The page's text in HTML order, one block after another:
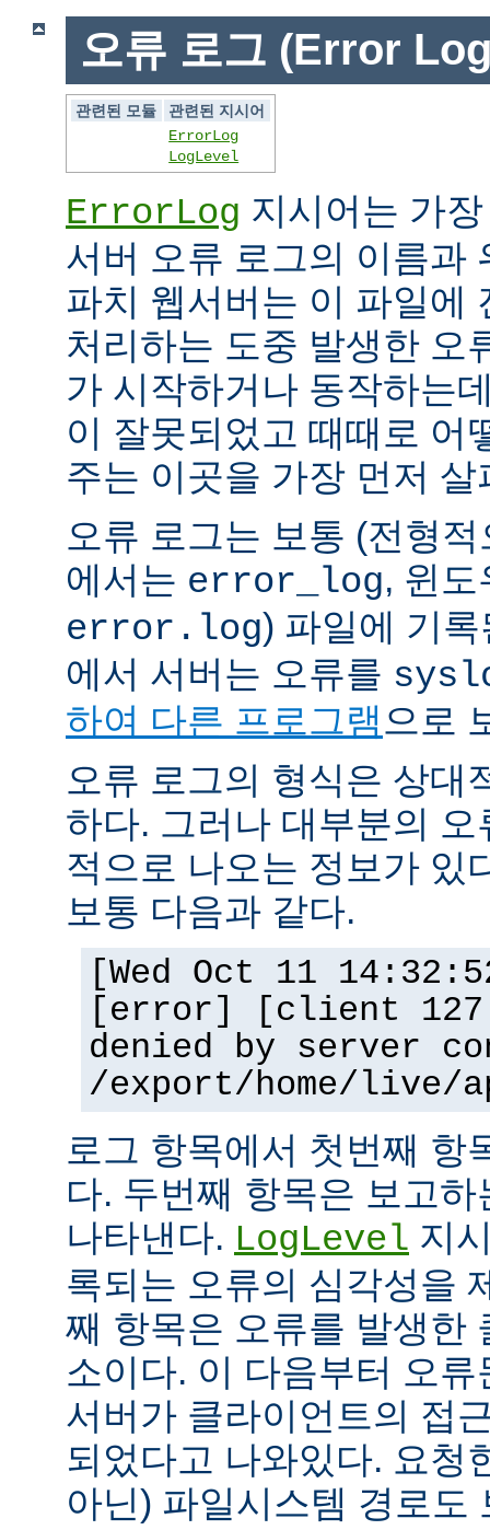
오류 로그 (Error
관련된 모듈
관련된 지시어
ErrorLog
LogLevel
ErrorLog 지시어는 가
서버 오류 로그의 이름과
파치 웹서버는 이 파일에
처리하는 도중 발생한 오
가 시작하거나 동작하는
이 잘못되었고 때때로 어
주는 이곳을 가장 먼저 살
오류 로그는 보통 (전형
에서는 error_log, 윈
error.log) 파일에 기
에서 서버는 오류를
하여 다른 프로그램으로
오류 로그의 형식은 상대
하다. 그러나 대부분의
적으로 나오는 정보가 있
보통 다음과 같다.
[Wed Oct 11
[error] [client
denied by server
/export/home/live/
로그 항목에서 첫번째 항
다. 두번째 항목은 보고
나타낸다. LogLevel 지
록되는 오류의 심각성을
째 항목은 오류를 발생한
소이다. 이 다음부터 오
서버가 클라이언트의 접
되었다고 나와있다. 요청
아닌) 파일시스템 경로도